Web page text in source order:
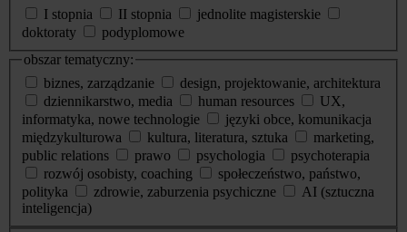
I stopnia
II stopnia
jednolite magisterskie
doktoraty
podyplomowe
obszar tematyczny:
biznes, zarządzanie
design, projektowanie, architektura
dziennikarstwo, media
human resources
UX,
informatyka, nowe technologie
języki obce, komunikacja
międzykulturowa
kultura, literatura, sztuka
marketing,
public relations
prawo psychologia
psychoterapia
rozwój osobisty, coaching
społeczeństwo, państwo,
polityka
zdrowie, zaburzenia psychiczne
AI (sztuczna
inteligencja)